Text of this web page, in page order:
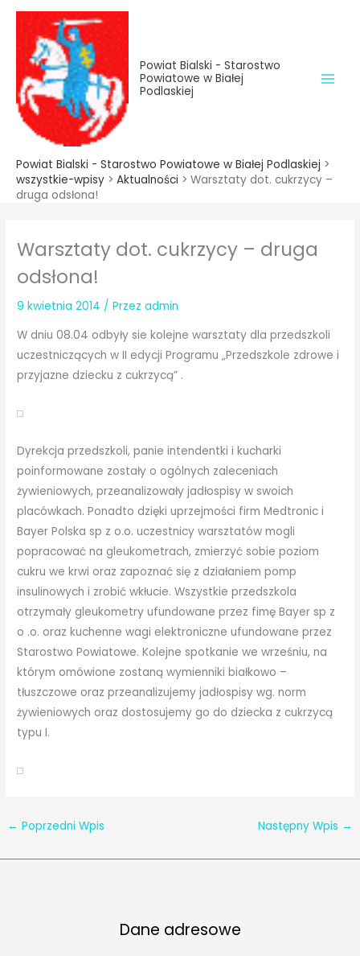
treści
Przejdź
treści
Powiat Bialski - Starostwo
Powiatowe w Białej
Podlaskiej
Powiat Bialski - Starostwo Powiatowe w Białej Podlaskiej >
wszystkie-wpisy > Aktualności > Warsztaty dot. cukrzycy –
druga odsłona!
Warsztaty dot. cukrzycy – druga
odsłona!
9 kwietnia 2014 / Przezadmin
W dniu 08.04 odbyły sie kolejne warsztaty dla przedszkoli
uczestniczących w II edycji Programu „Przedszkole zdrowe i
przyjazne dziecku z cukrzycą” .
Dyrekcja przedszkoli, panie intendentki i kucharki
poinformowane zostały o ogólnych zaleceniach
żywieniowych, przeanalizowały jadłospisy w swoich
placówkach. Ponadto dzięki uprzejmości firm Medtronic i
Bayer Polska sp z o.o. uczestnicy warsztatów mogli
popracować na gleukometrach, zmierzyć sobie poziom
cukru we krwi oraz zapoznać się z działaniem pomp
insulinowych i zrobić wkłucie. Wszystkie przedszkola
otrzymały gleukometry ufundowane przez fimę Bayer sp z
o .o. oraz kuchenne wagi elektroniczne ufundowane przez
Starostwo Powiatowe. Kolejne spotkanie we wrześniu, na
którym omówione zostaną wymienniki białkowo –
tłuszczowe oraz przeanalizujemy jadłospisy wg. norm
żywieniowych oraz dostosujemy go do dziecka z cukrzycą
typu I.
← Poprzedni Wpis Następny Wpis →
Dane adresowe